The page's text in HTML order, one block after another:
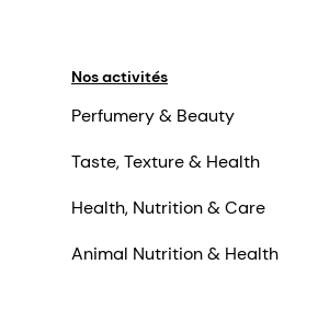
Nos activités
Perfumery & Beauty
Taste, Texture & Health
Health, Nutrition & Care
Animal Nutrition & Health